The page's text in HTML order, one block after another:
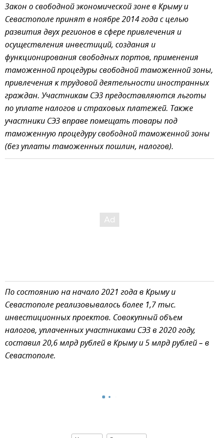
Закон о свободной экономической зоне в Крыму и
Севастополе принят в ноябре 2014 года с целью
развития двух регионов в сфере привлечения и
осуществления инвестиций, создания и
функционирования свободных портов, применения
таможенной процедуры свободной таможенной зоны,
привлечения к трудовой деятельности иностранных
граждан. Участникам СЭЗ предоставляются льготы
по уплате налогов и страховых платежей. Также
участники СЭЗ вправе помещать товары под
таможенную процедуру свободной таможенной зоны
(без уплаты таможенных пошлин, налогов).
По состоянию на начало 2021 года в Крыму и
Севастополе реализовывалось более 1,7 тыс.
инвестиционных проектов. Совокупный объем
налогов, уплаченных участниками СЭЗ в 2020 году,
составил 20,6 млрд рублей в Крыму и 5 млрд рублей – в
Севастополе.